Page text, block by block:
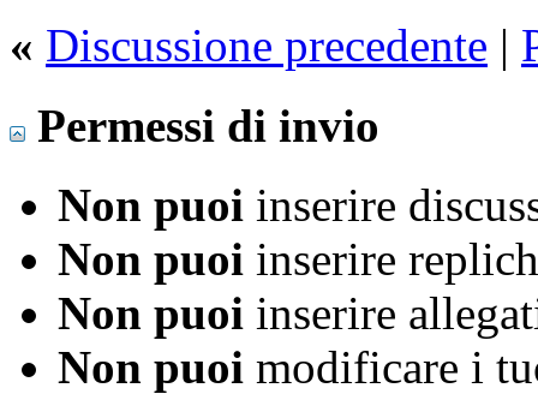
« Discussione precedente |
Permessi di invio
Non puoi inserire
Non puoi inserire
Non puoi inserire
Non puoi modificare i